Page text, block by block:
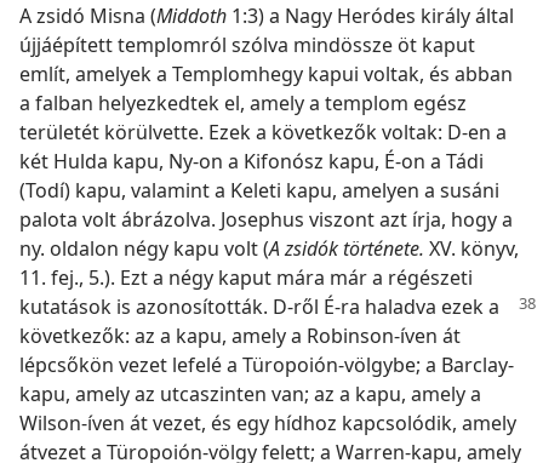
A zsidó Misna (Middoth 1:3) a Nagy Heródes király által
újjáépített templomról szólva mindössze öt kaput
említ, amelyek a Templomhegy kapui voltak, és abban
a falban helyezkedtek el, amely a templom egész
területét körülvette. Ezek a következők voltak: D-en a
két Hulda kapu, Ny-on a Kifonósz kapu, É-on a Tádi
(Todí) kapu, valamint a Keleti kapu, amelyen a susáni
palota volt ábrázolva. Josephus viszont azt írja, hogy a
ny. oldalon négy kapu volt (A zsidók története. XV. könyv,
11. fej., 5.). Ezt a négy kaput mára már a régészeti
kutatások is azonosították. D-ről É-ra haladva ezek a
következők: az a kapu, amely a Robinson-íven át
lépcsőkön vezet lefelé a Türopoión-völgybe; a Barclay-
kapu, amely az utcaszinten van; az a kapu, amely a
Wilson-íven át vezet, és egy hídhoz kapcsolódik, amely
átvezet a Türopoión-völgy felett; a Warren-kapu, amely